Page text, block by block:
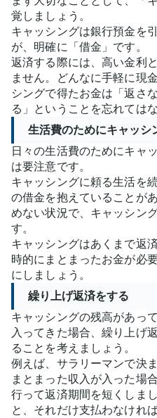
覚しましょう。
キャッシングは銀行預金を
が、明確に「借金」です。
返済する際には、高い金利
ません。どんなに手軽に現
シングで得たお金は「返さ
る」ということを忘れては
生活費のためにキャッシ
日々の生活費のためにキャ
は要注意です。
キャッシングに頼る生活を
の借金を抱えていることが
めない状況で、キャッシン
す。
キャッシングはあくまで返
時的にまとまったお金が必
にしましょう。
繰り上げ返済をする
キャッシングの残高があっ
入ってきた場合、繰り上げ
ることを考えましょう。
例えば、サラリーマンで決
まとまった収入が入った場
行って返済期間を短くしま
と、それだけ支払わなけれ